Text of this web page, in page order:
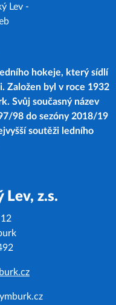
hokeje, který sídlí
Založen byl v roce 1932
Svůj současný název
98 do sezóny 2018/19
soutěži ledního
Lev, z.s.